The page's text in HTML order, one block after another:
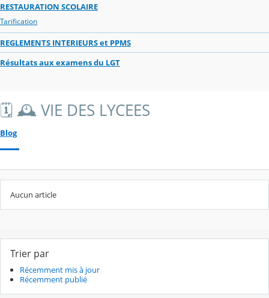
RESTAURATION SCOLAIRE
Tarification
REGLEMENTS INTERIEURS et PPMS
Résultats aux examens du LGT
🗓️ 🕰️ VIE DES LYCEES
Blog
Aucun article
Trier par
Récemment mis à jour
Récemment publié